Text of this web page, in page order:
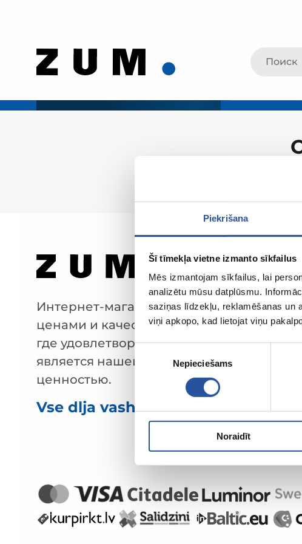
Piekrišana
Šī tīmekļa vietne izmanto sīkfailus
Mēs izmantojam sīkfailus, lai
analizētu mūsu datplūsmu.
saziņas līdzekļu, reklamēšanas un
viņi apkopo, kad lietojat viņu
Piekrišanas
izvēle
Nepieciešams
Noraidīt
Интернет-магазин с выгодными
ценами и качественными товарами,
где удовлетворённость клиента
является нашей главной
ценностью.
Vse dlja vashego doma i sada!